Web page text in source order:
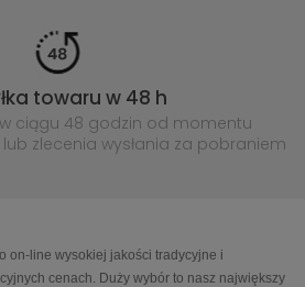
towaru w 48 h
ciągu 48 godzin od momentu
zlecenia wysłania za pobraniem
on-line wysokiej jakości tradycyjne i
cenach. Duży wybór to nasz największy